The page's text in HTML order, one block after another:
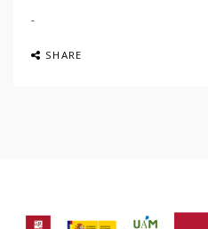
SHARE